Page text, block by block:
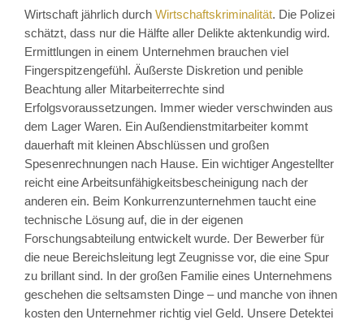
Wirtschaft jährlich durch Wirtschaftskriminalität. Die Polizei
schätzt, dass nur die Hälfte aller Delikte aktenkundig wird.
Ermittlungen in einem Unternehmen brauchen viel
Fingerspitzengefühl. Äußerste Diskretion und penible
Beachtung aller Mitarbeiterrechte sind
Erfolgsvoraussetzungen. Immer wieder verschwinden aus
dem Lager Waren. Ein Außendienstmitarbeiter kommt
dauerhaft mit kleinen Abschlüssen und großen
Spesenrechnungen nach Hause. Ein wichtiger Angestellter
reicht eine Arbeitsunfähigkeitsbescheinigung nach der
anderen ein. Beim Konkurrenzunternehmen taucht eine
technische Lösung auf, die in der eigenen
Forschungsabteilung entwickelt wurde. Der Bewerber für
die neue Bereichsleitung legt Zeugnisse vor, die eine Spur
zu brillant sind. In der großen Familie eines Unternehmens
geschehen die seltsamsten Dinge – und manche von ihnen
kosten den Unternehmer richtig viel Geld. Unsere Detektei